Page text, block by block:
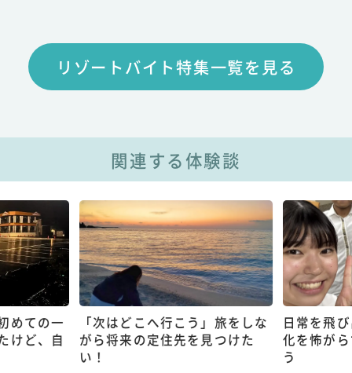
リゾートバイト特集一覧を見る
関連する体験談
めての一
けど、自
「次はどこへ行こう」旅をしな
がら将来の定住先を見つけた
い！
日常を飛
化を怖が
う